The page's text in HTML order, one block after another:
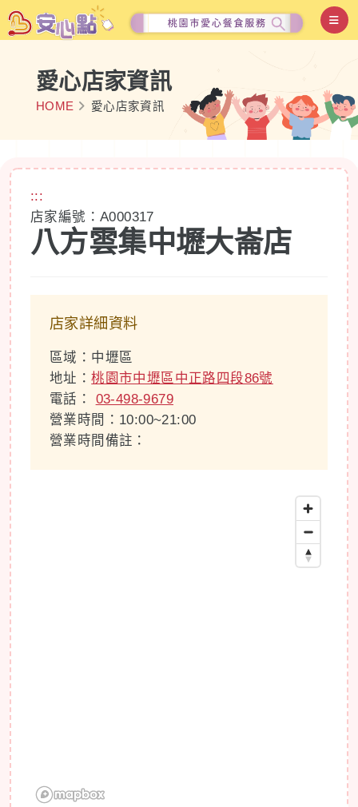
愛心店家資訊
HOME 愛心店家資訊
:::
店家編號：A000317
八方雲集中壢大崙店
店家詳細資料
區域：中壢區
地址：桃園市中壢區中正路四段86號
電話： 03-498-9679
營業時間：10:00~21:00
營業時間備註：